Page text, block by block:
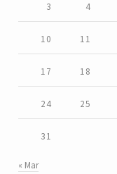
3 4
10 11
17 18
24 25
31
« Mar